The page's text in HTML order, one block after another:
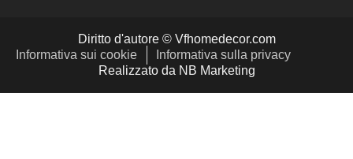
Diritto d'autore © Vfhomedecor.com
Informativa sui cookie
Informativa sulla privacy
Realizzato da NB Marketing